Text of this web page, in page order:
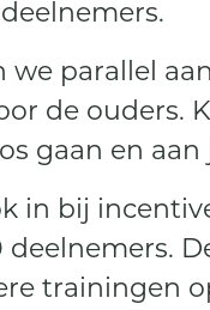
we parallel
de ouders.
gaan en
in bij
trainingen